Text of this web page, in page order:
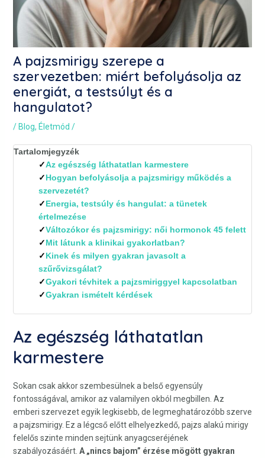
A pajzsmirigy szerepe a
szervezetben: miért befolyásolja az
energiát, a testsúlyt és a
hangulatot?
/ Blog, Életmód /
Tartalomjegyzék
Az egészség láthatatlan karmestere
Hogyan befolyásolja a pajzsmirigy működés a
szervezetét?
Energia, testsúly és hangulat: a tünetek
értelmezése
Változókor és pajzsmirigy: női hormonok 45 felett
Mit látunk a klinikai gyakorlatban?
Kinek és milyen gyakran javasolt a
szűrővizsgálat?
Gyakori tévhitek a pajzsmiriggyel kapcsolatban
Gyakran ismételt kérdések
Az egészség láthatatlan
karmestere
Sokan csak akkor szembesülnek a belső egyensúly
fontosságával, amikor az valamilyen okból megbillen. Az
emberi szervezet egyik legkisebb, de legmeghatározóbb szerve
a pajzsmirigy. Ez a légcső előtt elhelyezkedő, pajzs alakú mirigy
felelős szinte minden sejtünk anyagcseréjének
szabályozásáért. A „nincs bajom” érzése mögött gyakran